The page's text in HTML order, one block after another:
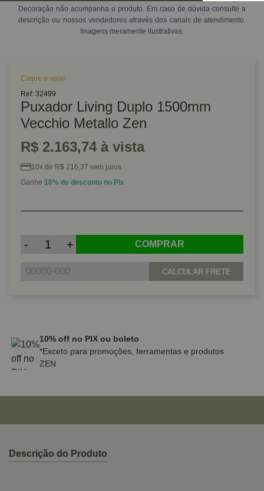
Decoração não acompanha o produto. Em caso de dúvida consulte a
descrição ou nossos vendedores através dos canais de atendimento.
Imagens meramente ilustrativas.
Clique e veja!
Ref: 32499
Puxador Living Duplo 1500mm
Vecchio Metallo Zen
R$ 2.163,74 à vista
10x de R$ 216,37 sem juros
Ganhe 10% de desconto no Pix
- + COMPRAR
CALCULAR FRETE
Parcele em até 10x sem juros no cartão
para compras acima de R$590,00
Descrição do Produto